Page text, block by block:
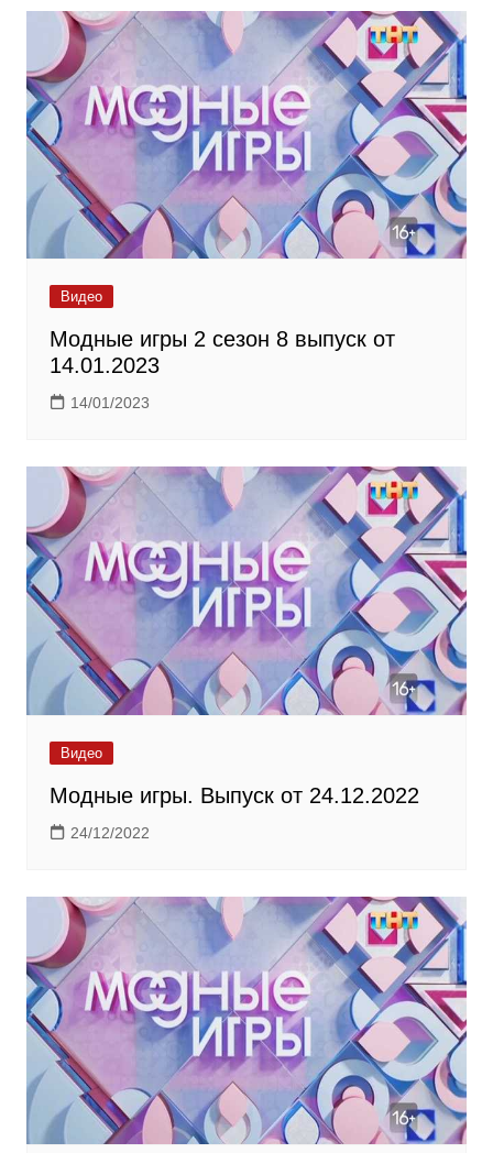
Видео
Модные игры 2 сезон 8 выпуск от
14.01.2023
14/01/2023
Видео
Модные игры. Выпуск от 24.12.2022
24/12/2022